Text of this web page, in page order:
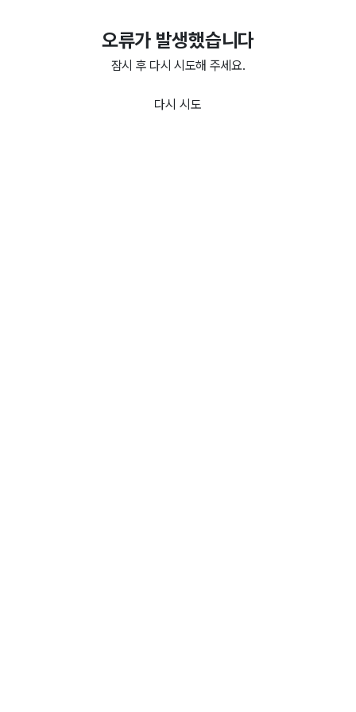
오류가 발생했습니다
잠시 후 다시 시도해 주세요.
다시 시도